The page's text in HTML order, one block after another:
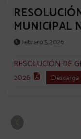
MUNICIPAL
febrero 5, 2026
RESOLUCIÓN DE
2026
Descarga